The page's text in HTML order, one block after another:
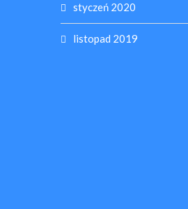
styczeń 2020
listopad 2019